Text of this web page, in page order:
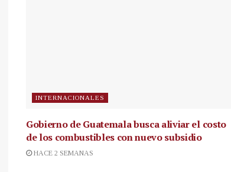
INTERNACIONALES
Gobierno de Guatemala busca aliviar el costo
de los combustibles con nuevo subsidio
HACE 2 SEMANAS